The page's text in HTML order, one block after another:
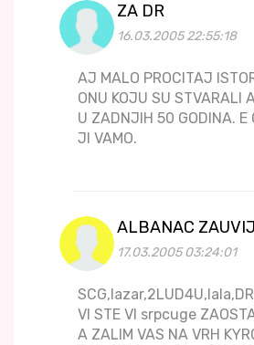
ZA DR
16.03.2005 22:55:18
AJ MALO PROCITAJ
ONU KOJU SU STVARALI
U ZADNJIH 50 GODINA. E
JI VAMO.
ALBANAC
17.03.2005 03:24:01
VI STE VI srpcuge
A ZALIM VAS NA VRH